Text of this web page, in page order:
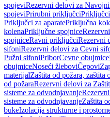
spojeviRezervni delovi za
spojeviPrirubni priključciPriključci
Priključci za aparatePriključna
kolenaPriključne spojnice
spojniceRavni priključciRezervni
sifoniRezervni delovi za Cevni
Pužni sifoniPriborCevne obujmice
obujmiceNoseći žleboviČepovi
materijalZaštita od požara, zaštita
od požaraRezervni delovi za
sisteme za odvodnjavanje
sisteme za odvodnjavanjeZaštita
bukeIzolacija strukturne i